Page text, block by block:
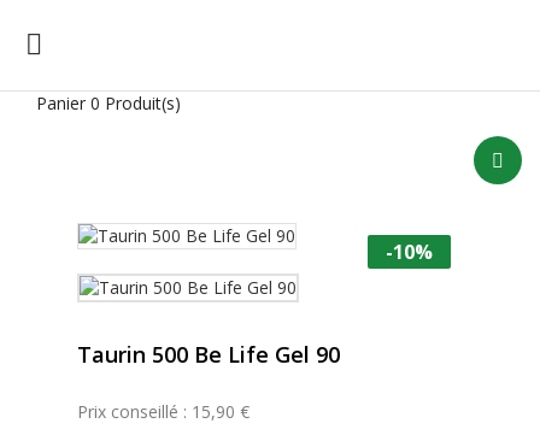

Panier 0 Produit(s)
-10%
Taurin 500 Be Life Gel 90
Prix conseillé : 15,90 €